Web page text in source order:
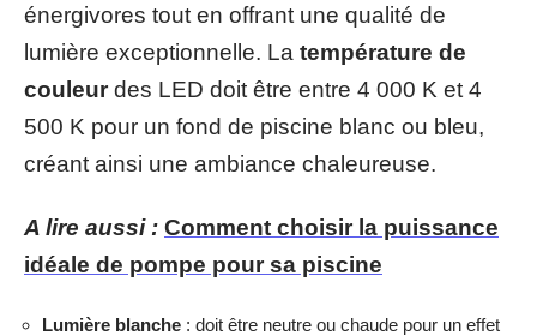
énergivores tout en offrant une qualité de
lumière exceptionnelle. La température de
couleurdes LED doit être entre 4 000 K et 4
500 K pour un fond de piscine blanc ou bleu,
créant ainsi une ambiance chaleureuse.
A lire aussi : Comment choisir la puissance
idéale de pompe pour sa piscine
Lumière blanche : doit être neutre ou chaude pour un effet